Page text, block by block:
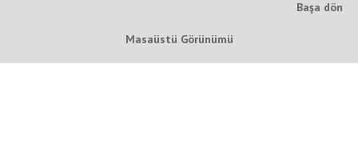
Başa dön
Masaüstü Görünümü